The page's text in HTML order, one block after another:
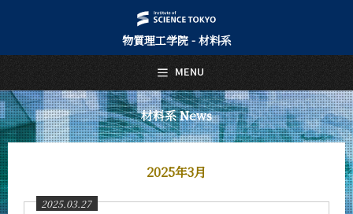
物質理工学院 - 材料系
材料系 News
2025年3月
2025.03.27
MENU
日本語 English
トップページ
Top Page
材料系について
About Us